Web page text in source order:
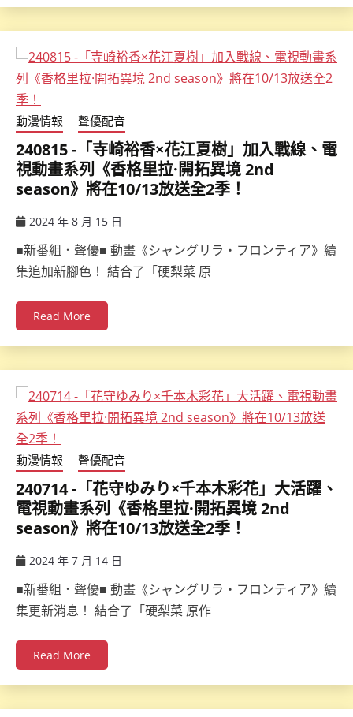
動漫情報 聲優配音
240815 -「寺崎裕香×花江夏樹」加入戰線、電
視動畫系列《香格里拉·開拓異境 2nd
season》將在10/13放送全2季！
2024 年 8 月 15 日
■新番組．聲優■ 動畫《シャングリラ・フロンティア》續
集追加新腳色！ 結合了「硬梨菜 原
Read More
動漫情報 聲優配音
240714 -「花守ゆみり×千本木彩花」大活躍、
電視動畫系列《香格里拉·開拓異境 2nd
season》將在10/13放送全2季！
2024 年 7 月 14 日
■新番組．聲優■ 動畫《シャングリラ・フロンティア》續
集更新消息！ 結合了「硬梨菜 原作
Read More